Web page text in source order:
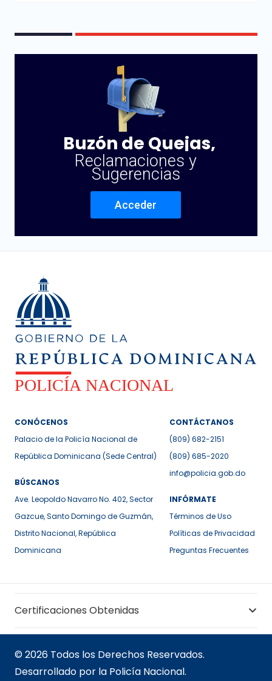
Buzón de Quejas,
Reclamaciones y
Sugerencias
Acceder
CONÓCENOS
Palacio de la Policía Nacional de
República Dominicana (Sede Central)
BÚSCANOS
Ave. Leopoldo Navarro No. 402, Sector
Gazcue, Santo Domingo de Guzmán,
Distrito Nacional, República
Dominicana
CONTÁCTANOS
(809) 682-2151
(809) 685-2020
info@policia.gob.do
INFÓRMATE
Términos de Uso
Políticas de Privacidad
Preguntas Frecuentes
Certificaciones Obtenidas
© 2026 Todos los Derechos Reservados.
Desarrollado por la Policía Nacional.